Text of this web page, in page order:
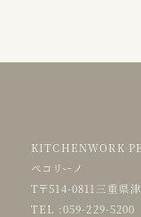
KITCHENWORK
ペコリーノ
T〒514-0811三重県
TEL :059-229-5200